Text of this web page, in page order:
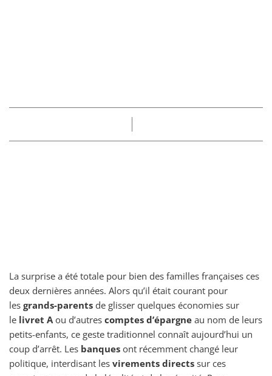
La surprise a été totale pour bien des familles françaises ces
deux dernières années. Alors qu’il était courant pour
les grands-parents de glisser quelques économies sur
le livret Aou d’autres comptes d’épargne au nom de leurs
petits-enfants, ce geste traditionnel connaît aujourd’hui un
coup d’arrêt. Les banques ont récemment changé leur
politique, interdisant les virements directs sur ces